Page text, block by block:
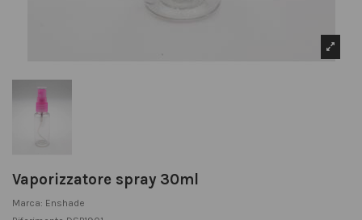
Vaporizzatore spray 30ml
Marca: Enshade